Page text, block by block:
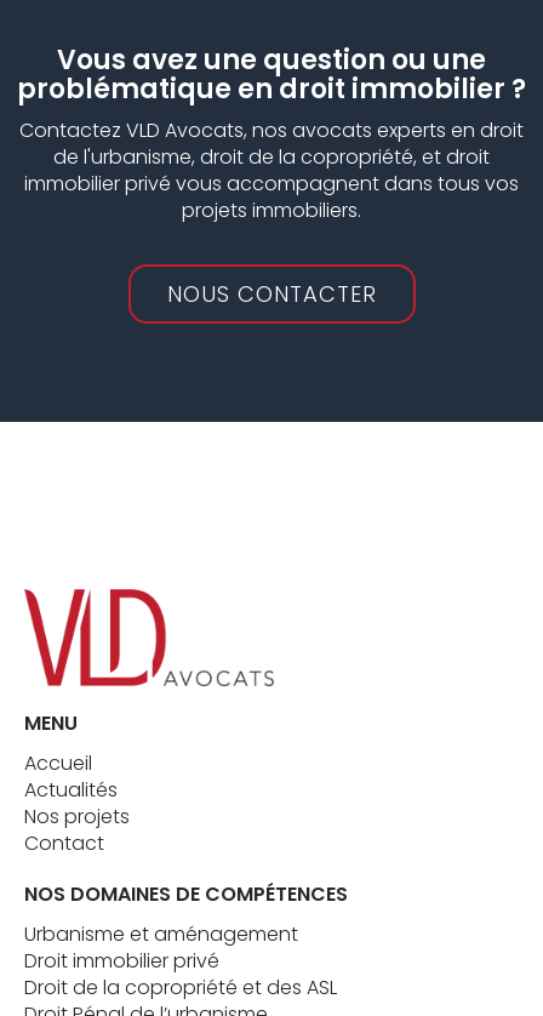
Vous avez une question ou une
problématique en droit immobilier ?
Contactez VLD Avocats, nos avocats experts en droit
de l'urbanisme, droit de la copropriété, et droit
immobilier privé vous accompagnent dans tous vos
projets immobiliers.
NOUS CONTACTER
MENU
Accueil
Actualités
Nos projets
Contact
NOS DOMAINES DE COMPÉTENCES
Urbanisme et aménagement
Droit immobilier privé
Droit de la copropriété et des ASL